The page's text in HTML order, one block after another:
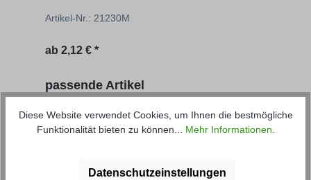
Artikel-Nr.: 21230M
ab 2,12 € *
Produktgalerie überspringen
passende Artikel
Diese Website verwendet Cookies, um Ihnen die bestmögliche
Funktionalität bieten zu können... Mehr Informationen.
Datenschutzeinstellungen